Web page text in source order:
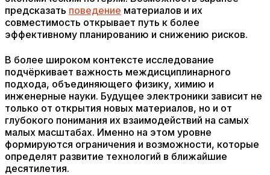
предсказать поведение материалов и их
совместимость открывает путь к более
эффективному планированию и снижению рисков.
В более широком контексте исследование
подчёркивает важность междисциплинарного
подхода, объединяющего физику, химию и
инженерные науки. Будущее электроники зависит не
только от открытия новых материалов, но и от
глубокого понимания их взаимодействий на самых
малых масштабах. Именно на этом уровне
формируются ограничения и возможности, которые
определят развитие технологий в ближайшие
десятилетия.